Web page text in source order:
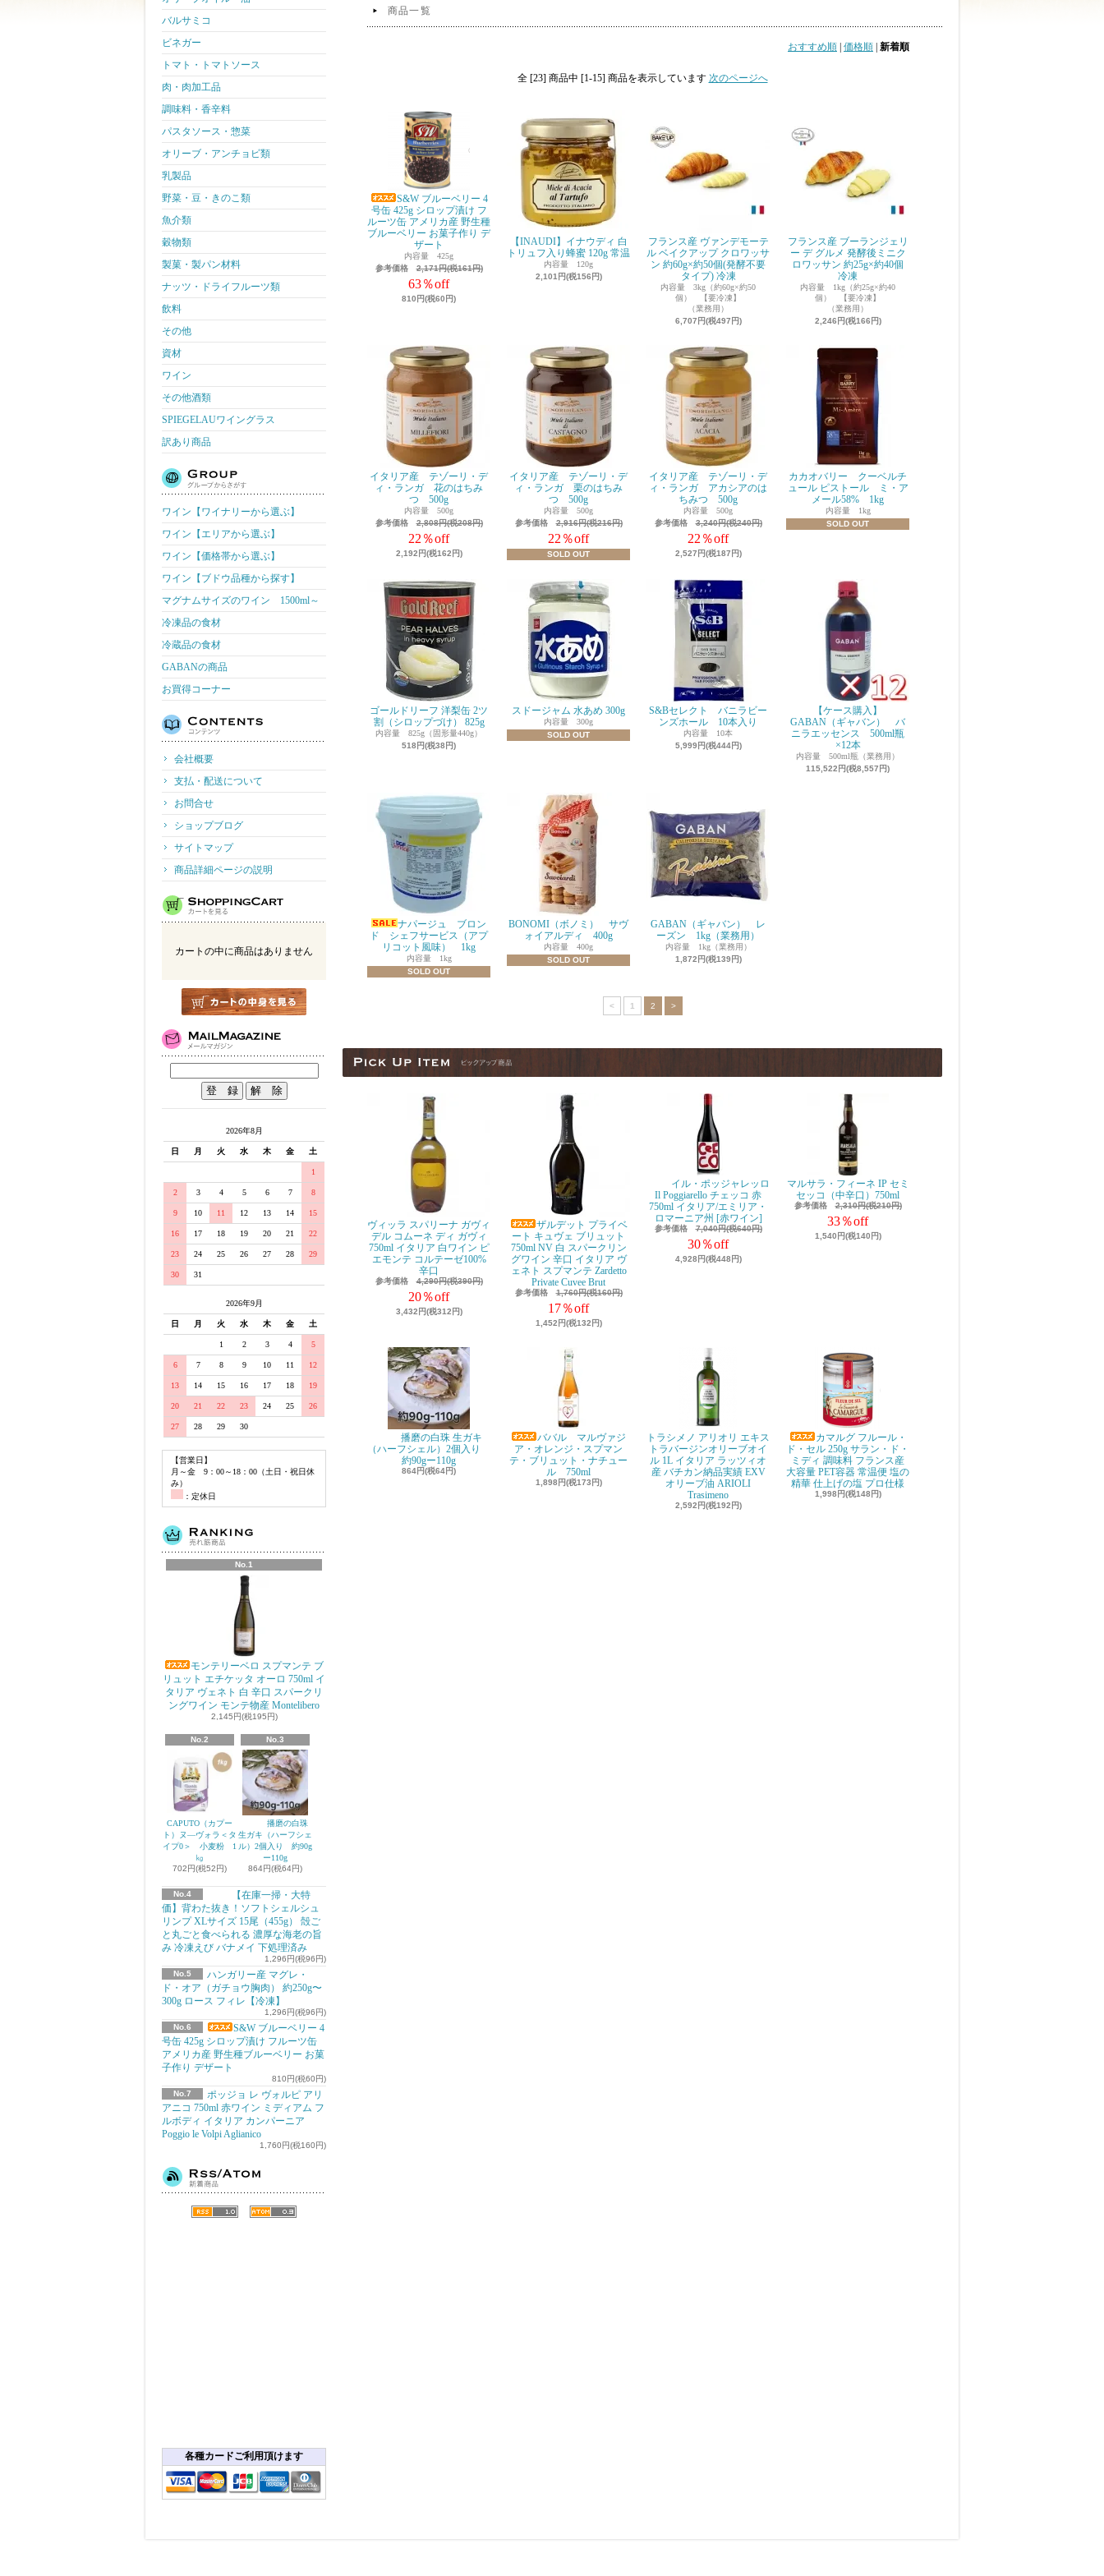
バルサミコ
ビネガー
トマト・トマトソース
肉・肉加工品
調味料・香辛料
パスタソース・惣菜
オリーブ・アンチョビ類
乳製品
野菜・豆・きのこ類
魚介類
穀物類
製菓・製パン材料
ナッツ・ドライフルーツ類
飲料
その他
資材
ワイン
その他酒類
SPIEGELAUワイングラス
訳あり商品
ワイン【ワイナリーから選ぶ】
ワイン【エリアから選ぶ】
ワイン【価格帯から選ぶ】
ワイン【ブドウ品種から探す】
マグナムサイズのワイン 1500ml～
冷凍品の食材
冷蔵品の食材
GABANの商品
お買得コーナー
会社概要
支払・配送について
お問合せ
ショップブログ
サイトマップ
商品詳細ページの説明
カートの中に商品はありません
2026年8月
日 月 火 水 木 金 土
1
2 3 4 5 6 7 8
9 10 11 12 13 14 15
16 17 18 19 20 21 22
23 24 25 26 27 28 29
30 31
2026年9月
日 月 火 水 木 金 土
1 2 3 4 5
6 7 8 9 10 11 12
13 14 15 16 17 18 19
20 21 22 23 24 25 26
27 28 29 30
【営業日】
月～金 9：00～18：00（土日・祝日休
み）
：定休日
No.1
モンテリーベロ スプマンテ ブ
リュット エチケッタ オーロ 750ml イ
タリア ヴェネト 白 辛口 スパークリ
ングワイン モンテ物産 Montelibero
2,145円(税195円)
No.2
CAPUTO（カプー
ト）ヌ―ヴォラ＜タ
イプ0＞ 小麦粉 1
㎏
702円(税52円)
No.3
播磨の白珠
生ガキ（ハーフシェ
ル）2個入り 約90g
ー110g
864円(税64円)
No.4
【在庫一掃・大特
価】背わた抜き！ソフトシェルシュ
リンプ XLサイズ 15尾（455g） 殻ご
と丸ごと食べられる 濃厚な海老の旨
み 冷凍えび バナメイ 下処理済み
1,296円(税96円)
No.5
ハンガリー産 マグレ・
ド・オア（ガチョウ胸肉） 約250g〜
300g ロース フィレ【冷凍】
1,296円(税96円)
No.6
S&W ブルーベリー 4
号缶 425g シロップ漬け フルーツ缶
アメリカ産 野生種ブルーベリー お菓
子作り デザート
810円(税60円)
No.7
ポッジョ レ ヴォルピ アリ
アニコ 750ml 赤ワイン ミディアム フ
ルボディ イタリア カンパーニア
Poggio le Volpi Aglianico
1,760円(税160円)
各種カードご利用頂けます
商品一覧
おすすめ順 価格順 新着順
全 [23] 商品中 [1-15] 商品を表示しています 次のページへ
S&W ブルーベリー 4
号缶 425g シロップ漬け フ
ルーツ缶 アメリカ産 野生種
ブルーベリー お菓子作り デ
ザート
内容量 425g
参考価格2,171円(税161円)
63％off
810円(税60円)
【INAUDI】イナウディ 白
トリュフ入り蜂蜜 120g 常温
内容量 120g
2,101円(税156円)
フランス産 ヴァンデモーテ
ル ベイクアップ クロワッサ
ン 約60g×約50個(発酵不要
タイプ) 冷凍
内容量 3kg（約60g×約50
個） 【要冷凍】
（業務用）
6,707円(税497円)
フランス産 ブーランジェリ
ー デ グルメ 発酵後ミニク
ロワッサン 約25g×約40個
冷凍
内容量 1kg（約25g×約40
個） 【要冷凍】
（業務用）
2,246円(税166円)
イタリア産 テゾーリ・デ
ィ・ランガ 花のはちみ
つ 500g
内容量 500g
参考価格2,808円(税208円)
22％off
2,192円(税162円)
イタリア産 テゾーリ・デ
ィ・ランガ 栗のはちみ
つ 500g
内容量 500g
参考価格2,916円(税216円)
22％off
SOLD OUT
イタリア産 テゾーリ・デ
ィ・ランガ アカシアのは
ちみつ 500g
内容量 500g
参考価格3,240円(税240円)
22％off
2,527円(税187円)
カカオバリー クーベルチ
ュール ピストール ミ・ア
メール58% 1kg
内容量 1kg
SOLD OUT
ゴールドリーフ 洋梨缶 2ツ
割（シロップづけ） 825g
内容量 825g（固形量440g）
518円(税38円)
スドージャム 水あめ 300g
内容量 300g
SOLD OUT
S&Bセレクト バニラビー
ンズホール 10本入り
内容量 10本
5,999円(税444円)
【ケース購入】
GABAN（ギャバン） バ
ニラエッセンス 500ml瓶
×12本
内容量 500ml瓶（業務用）
115,522円(税8,557円)
ナパージュ ブロン
ド シェフサービス（アプ
リコット風味） 1kg
内容量 1kg
SOLD OUT
BONOMI（ボノミ） サヴ
ォイアルディ 400g
内容量 400g
SOLD OUT
GABAN（ギャバン） レ
ーズン 1kg（業務用）
内容量 1kg（業務用）
1,872円(税139円)
< 1 2 >
ヴィッラ スパリーナ ガヴィ
デル コムーネ ディ ガヴィ
750ml イタリア 白ワイン ピ
エモンテ コルテーゼ100%
辛口
参考価格4,290円(税390円)
20％off
3,432円(税312円)
ザルデット プライベ
ート キュヴェ ブリュット
750ml NV 白 スパークリン
グワイン 辛口 イタリア ヴ
ェネト スプマンテ Zardetto
Private Cuvee Brut
参考価格1,760円(税160円)
17％off
1,452円(税132円)
イル・ポッジャレッロ
Il Poggiarello チェッコ 赤
750ml イタリア/エミリア・
ロマーニア州 [赤ワイン]
参考価格7,040円(税640円)
30％off
4,928円(税448円)
マルサラ・フィーネ IP セミ
セッコ（中辛口）750ml
参考価格2,310円(税210円)
33％off
1,540円(税140円)
播磨の白珠 生ガキ
（ハーフシェル）2個入り
約90gー110g
864円(税64円)
ババル マルヴァジ
ア・オレンジ・スプマン
テ・ブリュット・ナチュー
ル 750ml
1,898円(税173円)
トラシメノ アリオリ エキス
トラバージンオリーブオイ
ル 1L イタリア ラッツィオ
産 バチカン納品実績 EXV
オリーブ油 ARIOLI
Trasimeno
2,592円(税192円)
カマルグ フルール・
ド・セル 250g サラン・ド・
ミディ 調味料 フランス産
大容量 PET容器 常温便 塩の
精華 仕上げの塩 プロ仕様
1,998円(税148円)